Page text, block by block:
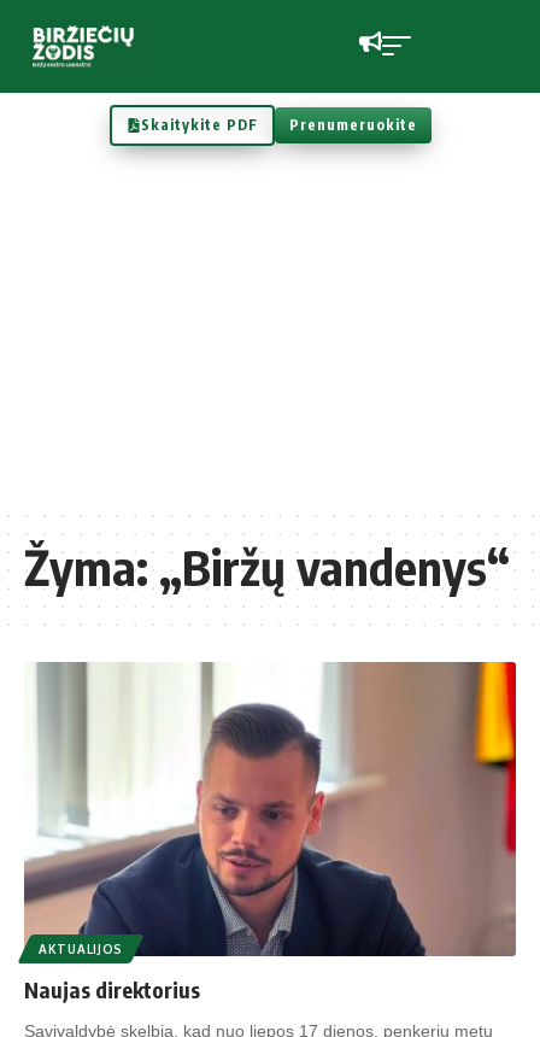
Skaitykite PDF Prenumeruokite
Žyma:„Biržų vandenys“
AKTUALIJOS
Naujas direktorius
Savivaldybė skelbia, kad nuo liepos 17 dienos, penkerių metų